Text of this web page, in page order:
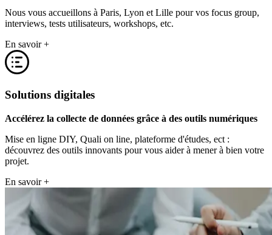
Nous vous accueillons à Paris, Lyon et Lille pour vos focus group,
interviews, tests utilisateurs, workshops, etc.
En savoir +
Solutions digitales
Accélérez la collecte de données grâce à des outils numériques
Mise en ligne DIY, Quali on line, plateforme d'études, ect :
découvrez des outils innovants pour vous aider à mener à bien votre
projet.
En savoir +